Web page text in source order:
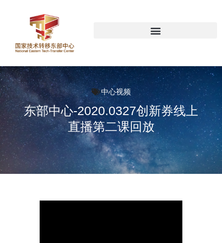
中心视频
东部中心-2020.0327创新券线上
直播第二课回放